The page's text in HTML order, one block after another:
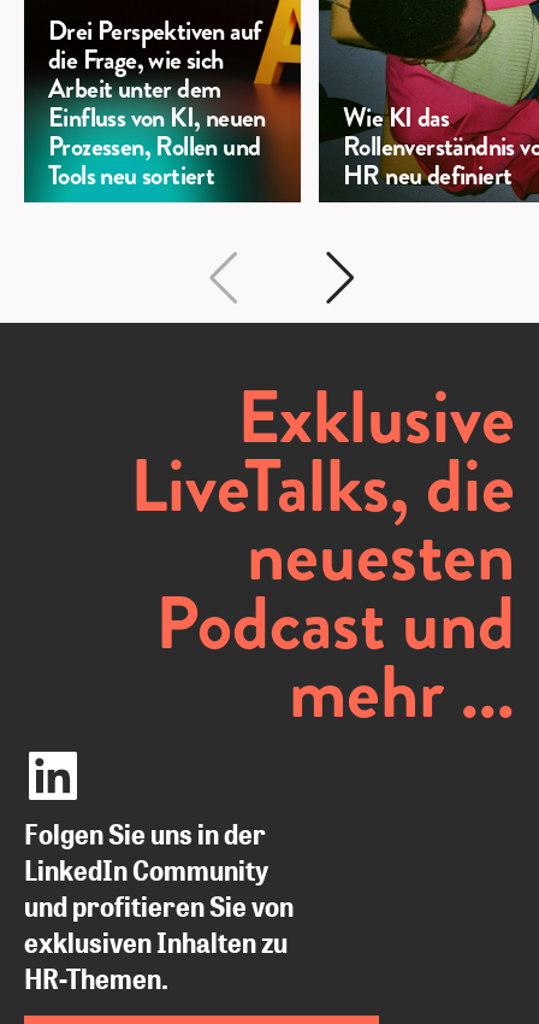
Drei Perspektiven auf
die Frage, wie sich
Arbeit unter dem
Einfluss von KI, neuen
Prozessen, Rollen und
Tools neu sortiert
Wie KI das
Rollenverständnis
HR neu definiert
Exklusive
LiveTalks, die
neuesten
Podcast und
mehr ...
Folgen Sie uns in der
LinkedIn Community
und profitieren Sie von
exklusiven Inhalten zu
HR-Themen.